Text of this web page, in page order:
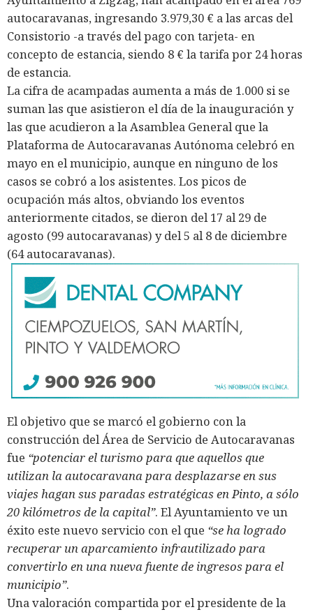
autocaravanas, ingresando 3.979,30 € a las arcas del
Consistorio -a través del pago con tarjeta- en
concepto de estancia, siendo 8 € la tarifa por 24 horas
de estancia.
La cifra de acampadas aumenta a más de 1.000 si se
suman las que asistieron el día de la inauguración y
las que acudieron a la Asamblea General que la
Plataforma de Autocaravanas Autónoma celebró en
mayo en el municipio, aunque en ninguno de los
casos se cobró a los asistentes. Los picos de
ocupación más altos, obviando los eventos
anteriormente citados, se dieron del 17 al 29 de
agosto (99 autocaravanas) y del 5 al 8 de diciembre
(64 autocaravanas).
El objetivo que se marcó el gobierno con la
construcción del Área de Servicio de Autocaravanas
fue “potenciar el turismo para que aquellos que
utilizan la autocaravana para desplazarse en sus
viajes hagan sus paradas estratégicas en Pinto, a sólo
20 kilómetros de la capital”. El Ayuntamiento ve un
éxito este nuevo servicio con el que “se ha logrado
recuperar un aparcamiento infrautilizado para
convertirlo en una nueva fuente de ingresos para el
municipio”.
Una valoración compartida por el presidente de la